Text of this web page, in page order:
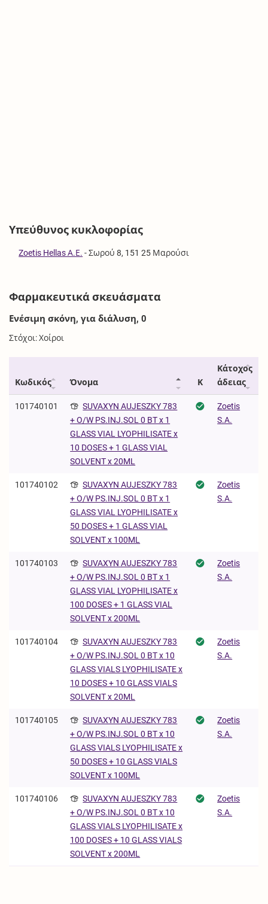
Υπεύθυνος κυκλοφορίας
Zoetis Hellas Α.Ε. -Σωρού 8, 151 25 Μαρούσι
Φαρμακευτικά σκευάσματα
Ενέσιμη σκόνη, για διάλυση, 0
Στόχοι: Χοίροι
Κωδικός Όνομα Κ
Κάτοχος
άδειας
101740101
SUVAXYN AUJESZKY 783
+ O/W PS.INJ.SOL 0 BT x 1
GLASS VIAL LYOPHILISATE x
10 DOSES + 1 GLASS VIAL
SOLVENT x 20ML
Zoetis
S.A.
101740102
SUVAXYN AUJESZKY 783
+ O/W PS.INJ.SOL 0 BT x 1
GLASS VIAL LYOPHILISATE x
50 DOSES + 1 GLASS VIAL
SOLVENT x 100ML
Zoetis
S.A.
101740103
SUVAXYN AUJESZKY 783
+ O/W PS.INJ.SOL 0 BT x 1
GLASS VIAL LYOPHILISATE x
100 DOSES + 1 GLASS VIAL
SOLVENT x 200ML
Zoetis
S.A.
101740104
SUVAXYN AUJESZKY 783
+ O/W PS.INJ.SOL 0 BT x 10
GLASS VIALS LYOPHILISATE x
10 DOSES + 10 GLASS VIALS
SOLVENT x 20ML
Zoetis
S.A.
101740105
SUVAXYN AUJESZKY 783
+ O/W PS.INJ.SOL 0 BT x 10
GLASS VIALS LYOPHILISATE x
50 DOSES + 10 GLASS VIALS
SOLVENT x 100ML
Zoetis
S.A.
101740106
SUVAXYN AUJESZKY 783
+ O/W PS.INJ.SOL 0 BT x 10
GLASS VIALS LYOPHILISATE x
100 DOSES + 10 GLASS VIALS
SOLVENT x 200ML
Zoetis
S.A.